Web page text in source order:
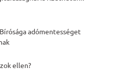
adómentességet
ellen?